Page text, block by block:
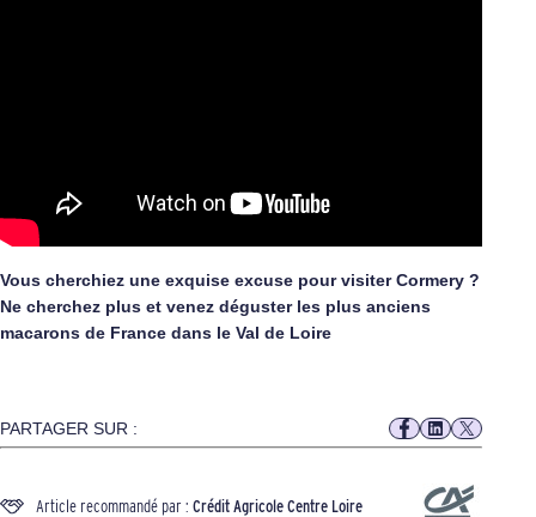
Vous cherchiez une exquise excuse pour visiter Cormery ?
Ne cherchez plus et venez déguster les plus anciens
macarons de France dans le Val de Loire
PARTAGER SUR :
Article recommandé par : Crédit Agricole Centre Loire